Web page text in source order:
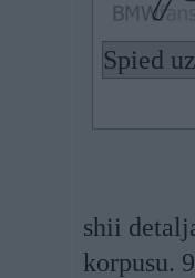
Spied
shii
korpusu.